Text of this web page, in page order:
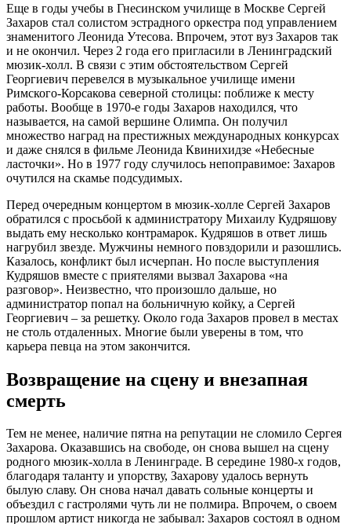
Еще в годы учебы в Гнесинском училище в Москве Сергей
Захаров стал солистом эстрадного оркестра под управлением
знаменитого Леонида Утесова. Впрочем, этот вуз Захаров так
и не окончил. Через 2 года его пригласили в Ленинградский
мюзик-холл. В связи с этим обстоятельством Сергей
Георгиевич перевелся в музыкальное училище имени
Римского-Корсакова северной столицы: поближе к месту
работы. Вообще в 1970-е годы Захаров находился, что
называется, на самой вершине Олимпа. Он получил
множество наград на престижных международных конкурсах
и даже снялся в фильме Леонида Квинихидзе «Небесные
ласточки». Но в 1977 году случилось непоправимое: Захаров
очутился на скамье подсудимых.
Перед очередным концертом в мюзик-холле Сергей Захаров
обратился с просьбой к администратору Михаилу Кудряшову
выдать ему несколько контрамарок. Кудряшов в ответ лишь
нагрубил звезде. Мужчины немного повздорили и разошлись.
Казалось, конфликт был исчерпан. Но после выступления
Кудряшов вместе с приятелями вызвал Захарова «на
разговор». Неизвестно, что произошло дальше, но
администратор попал на больничную койку, а Сергей
Георгиевич – за решетку. Около года Захаров провел в местах
не столь отдаленных. Многие были уверены в том, что
карьера певца на этом закончится.
Возвращение на сцену и внезапная
смерть
Тем не менее, наличие пятна на репутации не сломило Сергея
Захарова. Оказавшись на свободе, он снова вышел на сцену
родного мюзик-холла в Ленинграде. В середине 1980-х годов,
благодаря таланту и упорству, Захарову удалось вернуть
былую славу. Он снова начал давать сольные концерты и
объездил с гастролями чуть ли не полмира. Впрочем, о своем
прошлом артист никогда не забывал: Захаров состоял в одном